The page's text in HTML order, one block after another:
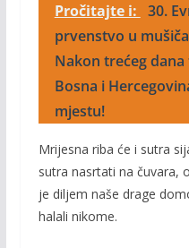
Pročitajte i: 30.
prvenstvo u
Nakon trećeg
Bosna i
mjestu!
Mrijesna riba će i sutra
sutra nasrtati na čuvara,
je diljem naše drage
halali nikome.